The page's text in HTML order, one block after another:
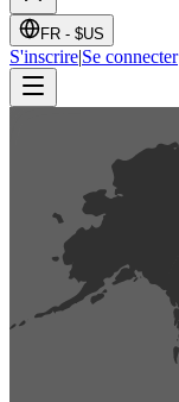
FR - $US
S'inscrire|Se connecter